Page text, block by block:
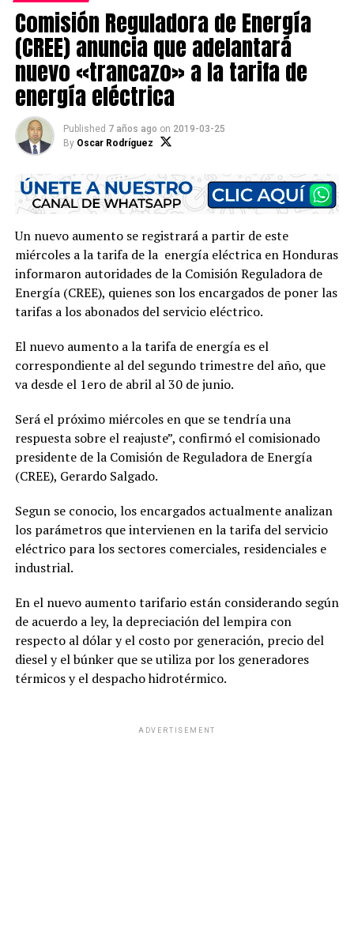
Comisión Reguladora de Energía
(CREE) anuncia que adelantará
nuevo «trancazo» a la tarifa de
energía eléctrica
Published 7 años ago on 2019-03-25
By Oscar Rodríguez
Un nuevo aumento se registrará a partir de este
miércoles a la tarifa de la energía eléctrica en Honduras
informaron autoridades de la Comisión Reguladora de
Energía (CREE), quienes son los encargados de poner las
tarifas a los abonados del servicio eléctrico.
El nuevo aumento a la tarifa de energía es el
correspondiente al del segundo trimestre del año, que
va desde el 1ero de abril al 30 de junio.
Será el próximo miércoles en que se tendría una
respuesta sobre el reajuste”, confirmó el comisionado
presidente de la Comisión de Reguladora de Energía
(CREE), Gerardo Salgado.
Segun se conocio, los encargados actualmente analizan
los parámetros que intervienen en la tarifa del servicio
eléctrico para los sectores comerciales, residenciales e
industrial.
En el nuevo aumento tarifario están considerando según
de acuerdo a ley, la depreciación del lempira con
respecto al dólar y el costo por generación, precio del
diesel y el búnker que se utiliza por los generadores
térmicos y el despacho hidrotérmico.
ADVERTISEMENT